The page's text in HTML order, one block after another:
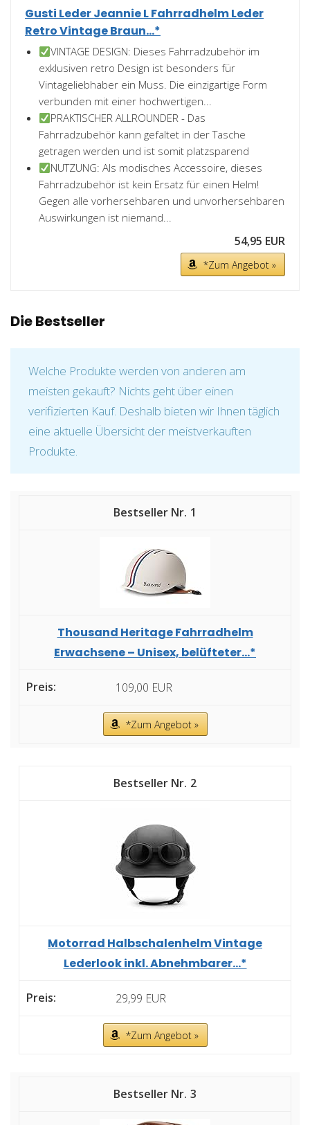
Gusti Leder Jeannie L Fahrradhelm Leder
Retro Vintage Braun...*
VINTAGE DESIGN: Dieses Fahrradzubehör im
exklusiven retro Design ist besonders für
Vintageliebhaber ein Muss. Die einzigartige Form
verbunden mit einer hochwertigen...
PRAKTISCHER ALLROUNDER - Das
Fahrradzubehör kann gefaltet in der Tasche
getragen werden und ist somit platzsparend
NUTZUNG: Als modisches Accessoire, dieses
Fahrradzubehör ist kein Ersatz für einen Helm!
Gegen alle vorhersehbaren und unvorhersehbaren
Auswirkungen ist niemand...
54,95 EUR
*Zum Angebot »
Die Bestseller
Welche Produkte werden von anderen am
meisten gekauft? Nichts geht über einen
verifizierten Kauf. Deshalb bieten wir Ihnen täglich
eine aktuelle Übersicht der meistverkauften
Produkte.
1
Thousand Heritage Fahrradhelm
Erwachsene – Unisex, belüfteter...*
109,00 EUR
*Zum Angebot »
2
Motorrad Halbschalenhelm Vintage
Lederlook inkl. Abnehmbarer...*
29,99 EUR
*Zum Angebot »
3